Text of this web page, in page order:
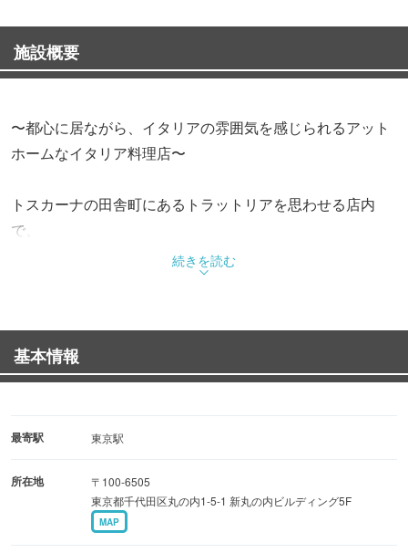
施設概要
〜都心に居ながら、イタリアの雰囲気を感じられるアット
ホームなイタリア料理店〜
トスカーナの田舎町にあるトラットリアを思わせる店内
で、
手打ちパスタや豪快なお肉の炭火焼きを楽しんで頂けま
名物！ビステッカアッラフィオレンティーナ
〜フィレンツェ風骨付牛Ｔボーンステーキ〜あります
◎好きなメニューが選べるプリフィックススタイルの「デ
続きを読む
基本情報
最寄駅 東京駅
所在地
〒100-6505
東京都千代田区丸の内1-5-1 新丸の内ビルディング5F
MAP